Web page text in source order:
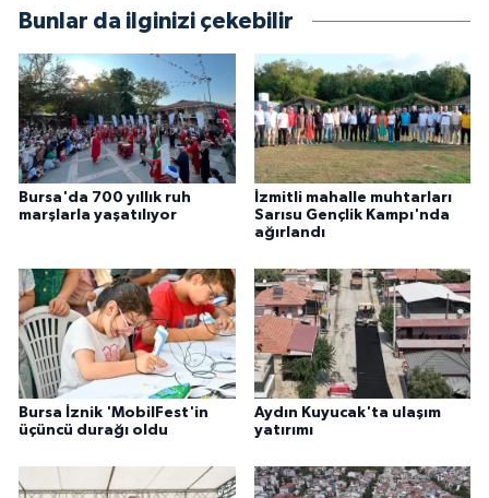
Bunlar da ilginizi çekebilir
Bursa'da 700 yıllık ruh
marşlarla yaşatılıyor
İzmitli mahalle muhtarları
Sarısu Gençlik Kampı'nda
ağırlandı
Bursa İznik 'MobilFest'in
üçüncü durağı oldu
Aydın Kuyucak'ta ulaşım
yatırımı